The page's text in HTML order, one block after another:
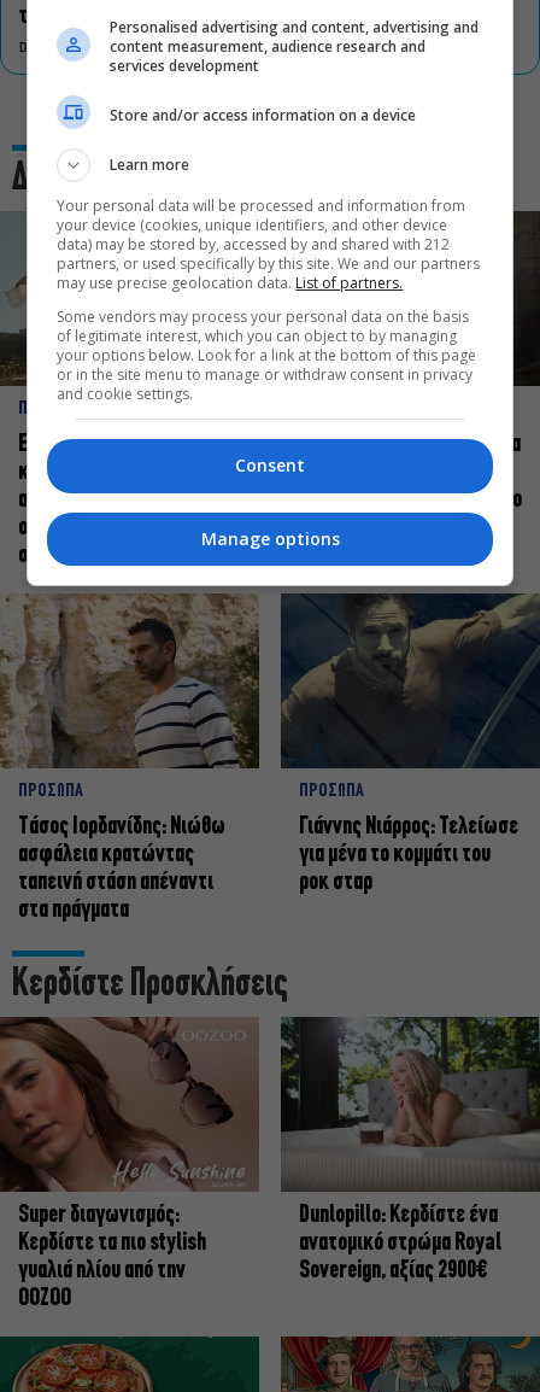
τον πολιτισμό
DON'T MISS
Δες και αυτό
ΠΡΟΣΩΠΑ
Ελεάνα Ανδρεούδη: Κάθε
καλλιτέχνης όταν
ανεβαίνει στη σκηνή
οφείλει να αισθάνεται
σταρ
Βαγγέλης Μπίκος: Έμαθα να
δίνω αξία στο ποιος είμαι
πάνω στη σκηνή και όχι στο
πως χορεύω
ΠΡΟΣΩΠΑ
Tάσος Ιορδανίδης: Νιώθω
ασφάλεια κρατώντας
ταπεινή στάση απέναντι
στα πράγματα
ΠΡΟΣΩΠΑ
Γιάννης Νιάρρος: Τελείωσε
για μένα το κομμάτι του
ροκ σταρ
Κερδίστε Προσκλήσεις
Super διαγωνισμός:
Κερδίστε τα πιο stylish
γυαλιά ηλίου από την
OOZOO
Dunlopillo: Κερδίστε ένα
ανατομικό στρώμα Royal
Sovereign, αξίας 2900€
Personalised advertising and content, advertising and
content measurement, audience research and
services development
Store and/or access information on a device
Learn more
Your personal data will be processed and information from
your device (cookies, unique identifiers, and other device
data) may be stored by, accessed by and shared with 212
partners, or used specifically by this site. We and our partners
may use precise geolocation data. List of partners.
Some vendors may process your personal data on the basis
of legitimate interest, which you can object to by managing
your options below. Look for a link at the bottom of this page
or in the site menu to manage or withdraw consent in privacy
and cookie settings.
Consent
Manage options